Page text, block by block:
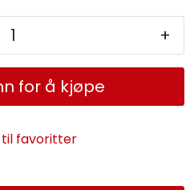
+
for å kjøpe
til favoritter